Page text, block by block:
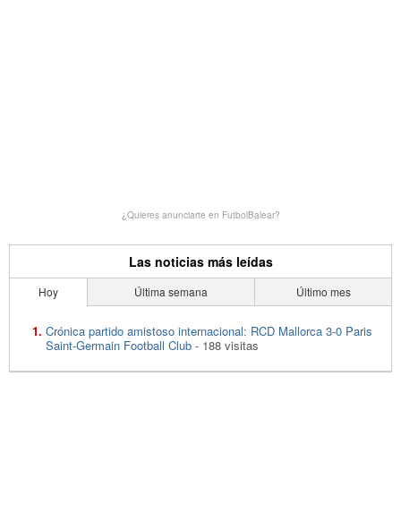
¿Quieres anunciarte en FutbolBalear?
Las noticias más leídas
Hoy Última semana Último mes
Crónica partido amistoso internacional: RCD Mallorca 3-0 Paris
Saint-Germain Football Club - 188 visitas